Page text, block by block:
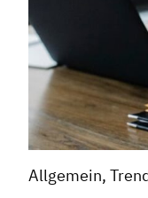
Allgemein,